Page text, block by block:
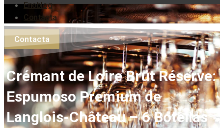
Enoblog
Contacta
Contacta
Crémant de Loire Brut Réserve:
Espumoso Premium de
Langlois-Château – 6 Botellas